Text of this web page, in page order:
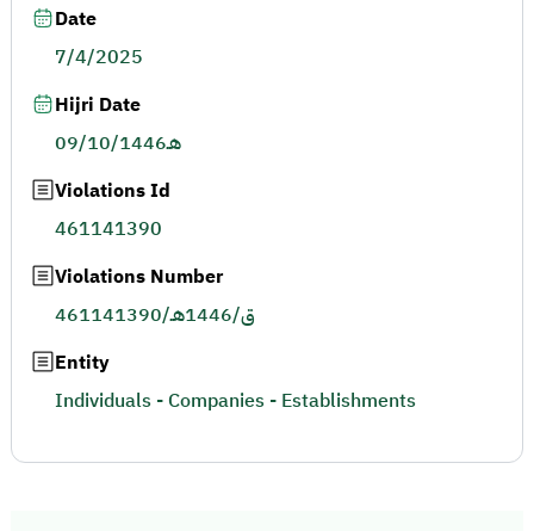
Date
7/4/2025
Hijri Date
09/10/1446هـ
Violations Id
461141390
Violations Number
461141390/ق/1446هـ
Entity
Individuals - Companies - Establishments